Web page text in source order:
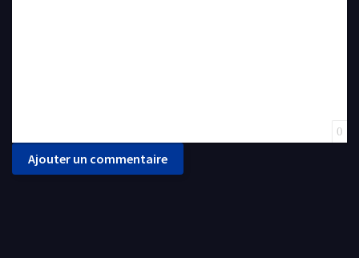
0
Ajouter un commentaire